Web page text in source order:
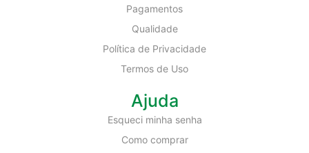
Pagamentos
Qualidade
Política de Privacidade
Termos de Uso
Ajuda
Esqueci minha senha
Como comprar